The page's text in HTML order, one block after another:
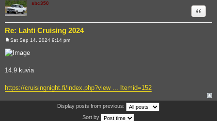
sbc350
Re: Lahti Cruising 2024
Quote
o
s
Sat Sep 14, 2024 9:14 pm
14.9 kuvia
https://cruisingnight.fi/index.php?view ... Itemid=152
Display posts from previous:
Sort by